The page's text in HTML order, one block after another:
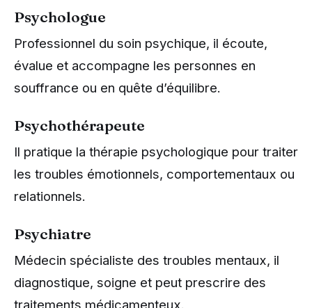
Psychologue
Professionnel du soin psychique, il écoute,
évalue et accompagne les personnes en
souffrance ou en quête d’équilibre.
Psychothérapeute
Il pratique la thérapie psychologique pour traiter
les troubles émotionnels, comportementaux ou
relationnels.
Psychiatre
Médecin spécialiste des troubles mentaux, il
diagnostique, soigne et peut prescrire des
traitements médicamenteux.